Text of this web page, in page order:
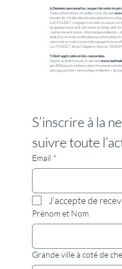
6. Données personnelles, respect de votre vie
Toutes informations recueillies sur le site web
besoins liés à l'utilisation de notre plateforme, tel
LUC POUGET s'engage à ne céder en aucun
de quelque façon qu'il soit (vente, échange, prêt,
Conformément à la loi « informatique et libertés »
droit d’accès et de rectification aux informations
adressant un mail àcontact@lucpouget.frou en
Luc POUGET, 36 rue Calquières-Basses, 34120
7. Droit applicable et lois concernées
Soumis au droit français, le site web
juin 2004 pour la confiance dans l'économie
ainsi que par la loi « informatique et libertés » du 6
S’inscrire à la
suivre toute
Email *
J’accepte de
Prénom et Nom
Grande ville à coté de